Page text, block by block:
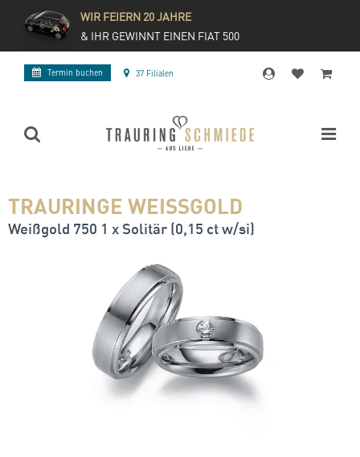
WIR FEIERN 20 JAHRE
& IHR GEWINNT EINEN FIAT 500
Termin buchen 37 Filialen
TRAURINGE WEISSGOLD
Weißgold 750 1 x Solitär (0,15 ct w/si)